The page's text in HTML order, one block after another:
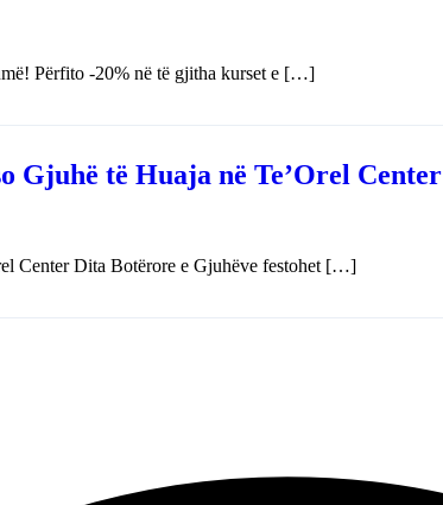
Përfito -20% në të gjitha kurset e […]
Gjuhë të Huaja në Te’Orel Center
Center Dita Botërore e Gjuhëve festohet […]